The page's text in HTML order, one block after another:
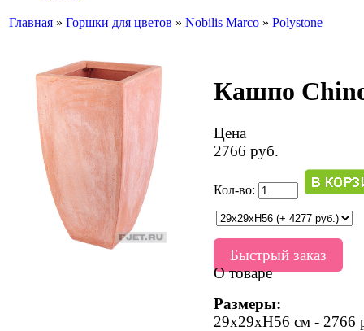
Главная » Горшки для цветов » Nobilis Marco » Polystone
Кашпо
Цена
2766 руб.
Кол-во:
Быстрый заказ
О товаре
Размеры:
29х29хН56 см - 2766